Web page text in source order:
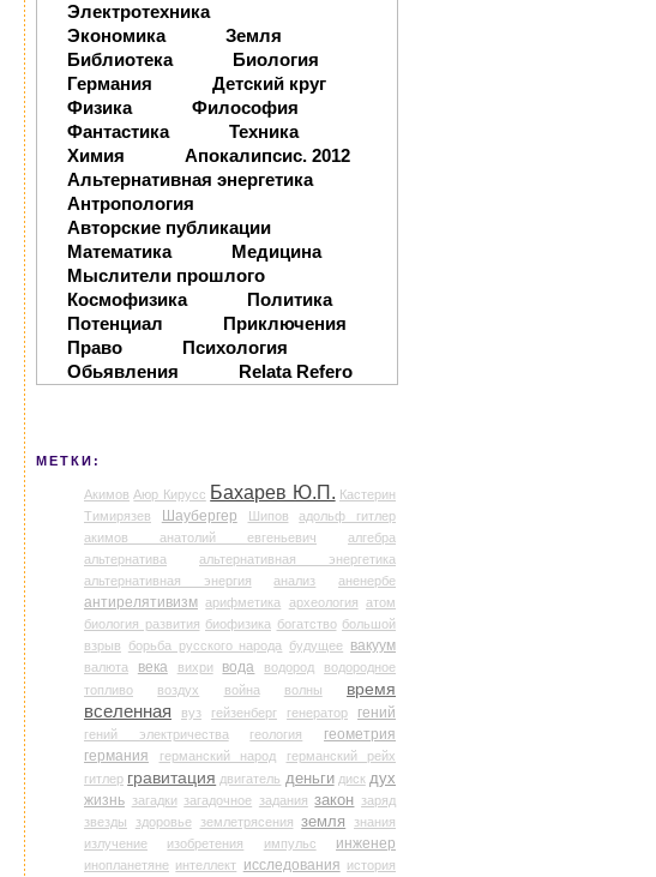
Электротехника
Экономика
Земля
Библиотека
Биология
Германия
Детский круг
Физика
Философия
Фантастика
Техника
Химия
Апокалипсис. 2012
Альтернативная энергетика
Антропология
Авторские публикации
Математика
Медицина
Мыслители прошлого
Космофизика
Политика
Потенциал
Приключения
Право
Психология
Обьявления
Relata Refero
МЕТКИ:
Акимов Аюр Кирусс Бахарев Ю.П. Кастерин
Тимирязев
Шаубергер Шипов
адольф гитлер
акимов анатолий евгеньевич
алгебра
альтернатива
альтернативная энергетика
альтернативная энергия
анализ аненербе
антирелятивизм арифметика археология атом
биология развития биофизика богатство большой
взрыв
борьба русского народа будущее вакуум
валюта века вихри вода водород
водородное
топливо
воздух война волны
время
вселенная
вуз гейзенберг генератор гений
гений электричества геология
геометрия
германия
германский народ
германский рейх
гитлер гравитация двигатель деньги диск дух
жизнь загадки загадочное задания закон заряд
звезды
здоровье землетрясения земля
знания
излучение
изобретения импульс инженер
инопланетяне интеллект исследования история